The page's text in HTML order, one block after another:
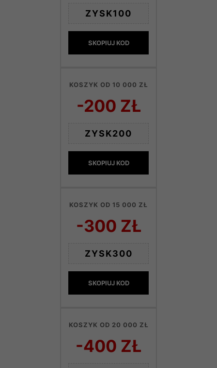
ZYSK100
SKOPIUJ KOD
KOSZYK OD 10 000 ZŁ
-200 ZŁ
ZYSK200
SKOPIUJ KOD
KOSZYK OD 15 000 ZŁ
-300 ZŁ
ZYSK300
SKOPIUJ KOD
KOSZYK OD 20 000 ZŁ
-400 ZŁ